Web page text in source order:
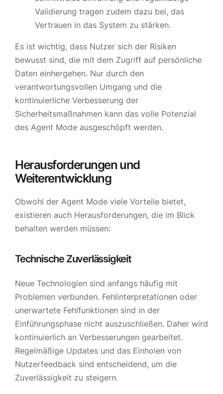
Validierung tragen zudem dazu bei, das
Vertrauen in das System zu stärken.
Es ist wichtig, dass Nutzer sich der Risiken
bewusst sind, die mit dem Zugriff auf persönliche
Daten einhergehen. Nur durch den
verantwortungsvollen Umgang und die
kontinuierliche Verbesserung der
Sicherheitsmaßnahmen kann das volle Potenzial
des Agent Mode ausgeschöpft werden.
Herausforderungen und
Weiterentwicklung
Obwohl der Agent Mode viele Vorteile bietet,
existieren auch Herausforderungen, die im Blick
behalten werden müssen:
Technische Zuverlässigkeit
Neue Technologien sind anfangs häufig mit
Problemen verbunden. Fehlinterpretationen oder
unerwartete Fehlfunktionen sind in der
Einführungsphase nicht auszuschließen. Daher wird
kontinuierlich an Verbesserungen gearbeitet.
Regelmäßige Updates und das Einholen von
Nutzerfeedback sind entscheidend, um die
Zuverlässigkeit zu steigern.